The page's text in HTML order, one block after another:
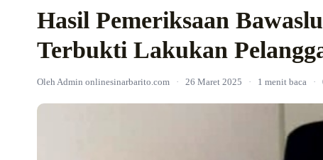
Hasil Pemeriksaan
Terbukti Lakukan
Oleh Admin onlinesinarbarito.com · 26 Maret 2025 · 1 menit baca ·